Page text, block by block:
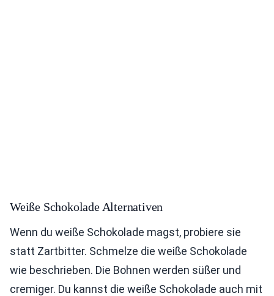
Weiße Schokolade Alternativen
Wenn du weiße Schokolade magst, probiere sie
statt Zartbitter. Schmelze die weiße Schokolade
wie beschrieben. Die Bohnen werden süßer und
cremiger. Du kannst die weiße Schokolade auch mit